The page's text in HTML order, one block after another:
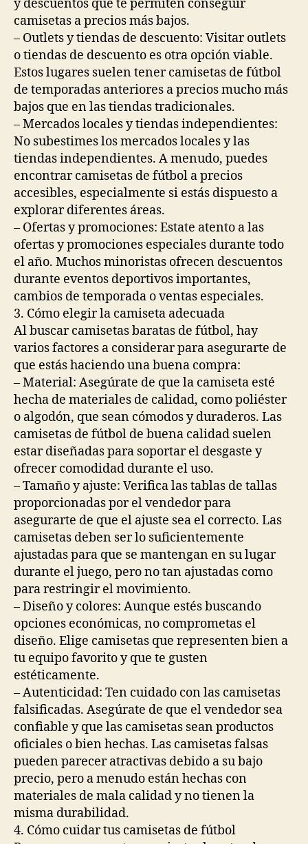
y descuentos que te permiten conseguir
camisetas a precios más bajos.
– Outlets y tiendas de descuento: Visitar outlets
o tiendas de descuento es otra opción viable.
Estos lugares suelen tener camisetas de fútbol
de temporadas anteriores a precios mucho más
bajos que en las tiendas tradicionales.
– Mercados locales y tiendas independientes:
No subestimes los mercados locales y las
tiendas independientes. A menudo, puedes
encontrar camisetas de fútbol a precios
accesibles, especialmente si estás dispuesto a
explorar diferentes áreas.
– Ofertas y promociones: Estate atento a las
ofertas y promociones especiales durante todo
el año. Muchos minoristas ofrecen descuentos
durante eventos deportivos importantes,
cambios de temporada o ventas especiales.
3. Cómo elegir la camiseta adecuada
Al buscar camisetas baratas de fútbol, hay
varios factores a considerar para asegurarte de
que estás haciendo una buena compra:
– Material: Asegúrate de que la camiseta esté
hecha de materiales de calidad, como poliéster
o algodón, que sean cómodos y duraderos. Las
camisetas de fútbol de buena calidad suelen
estar diseñadas para soportar el desgaste y
ofrecer comodidad durante el uso.
– Tamaño y ajuste: Verifica las tablas de tallas
proporcionadas por el vendedor para
asegurarte de que el ajuste sea el correcto. Las
camisetas deben ser lo suficientemente
ajustadas para que se mantengan en su lugar
durante el juego, pero no tan ajustadas como
para restringir el movimiento.
– Diseño y colores: Aunque estés buscando
opciones económicas, no comprometas el
diseño. Elige camisetas que representen bien a
tu equipo favorito y que te gusten
estéticamente.
– Autenticidad: Ten cuidado con las camisetas
falsificadas. Asegúrate de que el vendedor sea
confiable y que las camisetas sean productos
oficiales o bien hechas. Las camisetas falsas
pueden parecer atractivas debido a su bajo
precio, pero a menudo están hechas con
materiales de mala calidad y no tienen la
misma durabilidad.
4. Cómo cuidar tus camisetas de fútbol